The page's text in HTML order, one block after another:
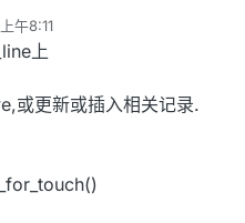
午8:11
上
或更新或插入相关记录.